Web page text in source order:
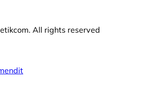
All rights reserved